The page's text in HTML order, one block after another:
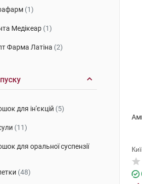
(1)
Медікеар (1)
Фарма Латіна (2)
(1)
Бічем
для ін'єкцій (5)
(11)
для оральної суспензії
(48)